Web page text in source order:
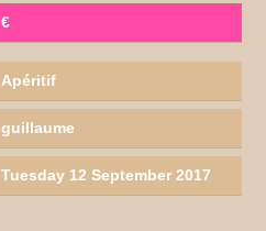
€
Apéritif
guillaume
Tuesday 12 September 2017